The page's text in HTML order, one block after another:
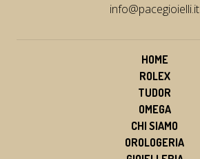
info@pacegioielli.it
HOME
ROLEX
TUDOR
OMEGA
CHI SIAMO
OROLOGERIA